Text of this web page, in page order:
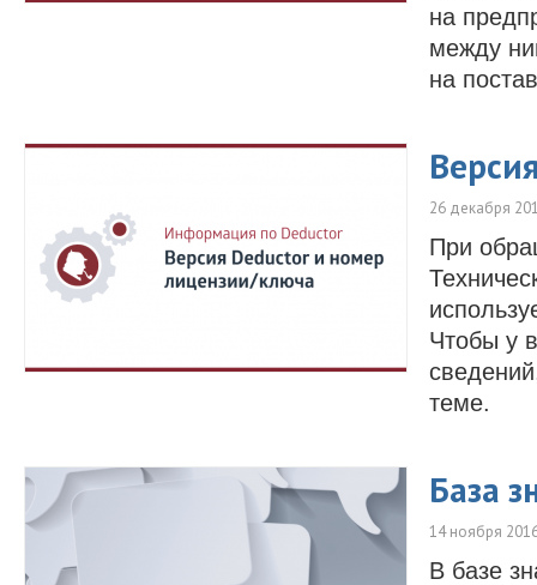
на
между
на
26 декабря
При
Чтобы у
теме.
База
14 ноября
В базе